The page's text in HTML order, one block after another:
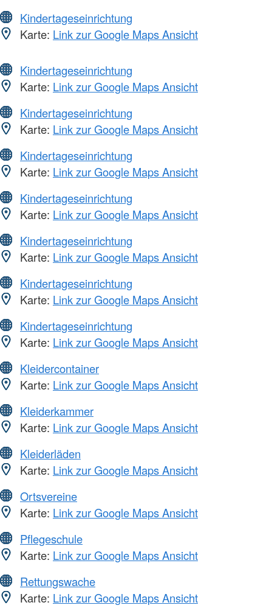
Kindertageseinrichtung
Karte: Link zur Google Maps Ansicht
Kindertageseinrichtung
Karte: Link zur Google Maps Ansicht
Kindertageseinrichtung
Karte: Link zur Google Maps Ansicht
Kindertageseinrichtung
Karte: Link zur Google Maps Ansicht
Kindertageseinrichtung
Karte: Link zur Google Maps Ansicht
Kindertageseinrichtung
Karte: Link zur Google Maps Ansicht
Kindertageseinrichtung
Karte: Link zur Google Maps Ansicht
Kindertageseinrichtung
Karte: Link zur Google Maps Ansicht
Kleidercontainer
Karte: Link zur Google Maps Ansicht
Kleiderkammer
Karte: Link zur Google Maps Ansicht
Kleiderläden
Karte: Link zur Google Maps Ansicht
Ortsvereine
Karte: Link zur Google Maps Ansicht
Pflegeschule
Karte: Link zur Google Maps Ansicht
Rettungswache
Karte: Link zur Google Maps Ansicht